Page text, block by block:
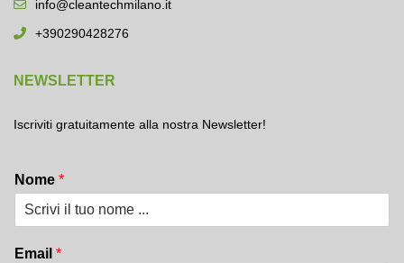
info@cleantechmilano.it
+390290428276
NEWSLETTER
Iscriviti gratuitamente alla nostra Newsletter!
Nome *
Email *